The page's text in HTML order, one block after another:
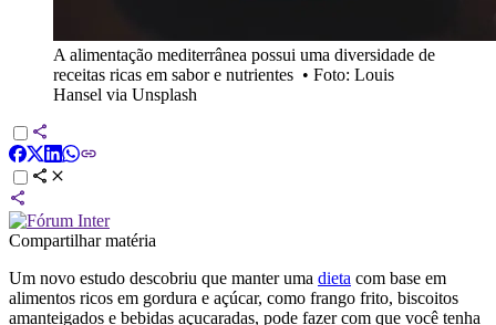
A alimentação mediterrânea possui uma diversidade de
receitas ricas em sabor e nutrientes • Foto: Louis
Hansel via Unsplash
Compartilhar matéria
Um novo estudo descobriu que manter uma dieta com base em
alimentos ricos em gordura e açúcar, como frango frito, biscoitos
amanteigados e bebidas açucaradas, pode fazer com que você tenha